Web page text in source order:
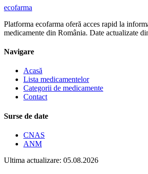
ecofarma
Platforma ecofarma oferă acces rapid la
medicamente din România. Date actualizate
Navigare
Acasă
Lista medicamentelor
Categorii de medicamente
Contact
Surse de date
CNAS
ANM
Ultima actualizare: 05.08.2026